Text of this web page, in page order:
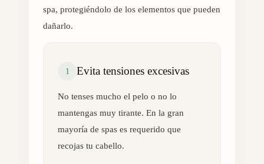
spa, protegiéndolo de los elementos que pueden
dañarlo.
1 Evita tensiones excesivas
No tenses mucho el pelo o no lo
mantengas muy tirante. En la gran
mayoría de spas es requerido que
recojas tu cabello.